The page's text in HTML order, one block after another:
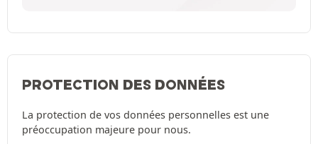
PROTECTION DES DONNÉES
La protection de vos données personnelles est une
préoccupation majeure pour nous.